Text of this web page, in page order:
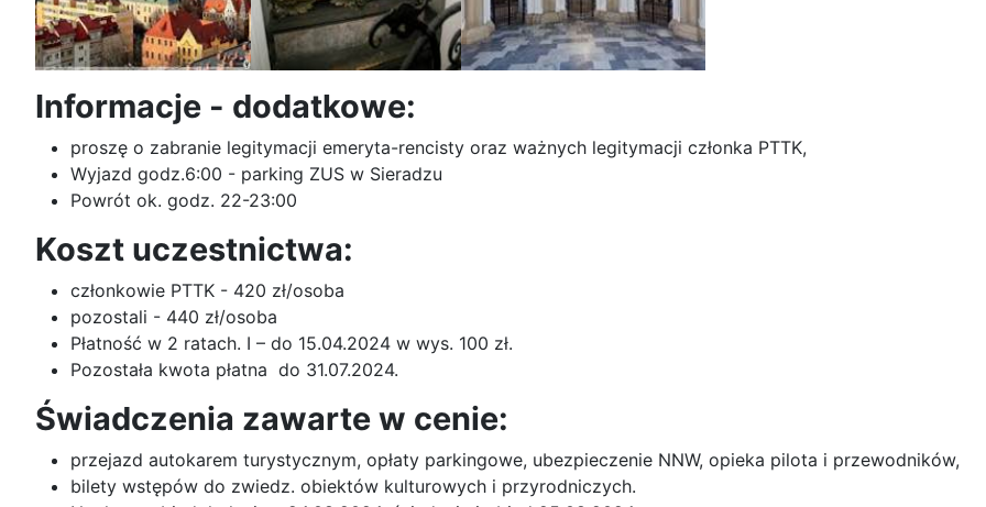
Informacje - dodatkowe:
proszę o zabranie legitymacji emeryta-rencisty oraz ważnych legitymacji członka PTTK,
Wyjazd godz.6:00 - parking ZUS w Sieradzu
Powrót ok. godz. 22-23:00
Koszt uczestnictwa:
członkowie PTTK - 420 zł/osoba
pozostali - 440 zł/osoba
Płatność w 2 ratach. I – do 15.04.2024 w wys. 100 zł.
Pozostała kwota płatna do 31.07.2024.
Świadczenia zawarte w cenie:
przejazd autokarem turystycznym, opłaty parkingowe, ubezpieczenie NNW, opieka pilota i przewodników,
bilety wstępów do zwiedz. obiektów kulturowych i przyrodniczych.